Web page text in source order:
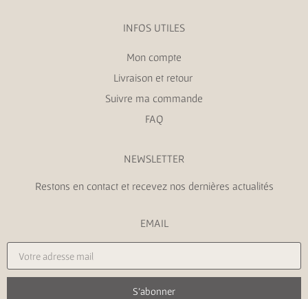
INFOS UTILES
Mon compte
Livraison et retour
Suivre ma commande
FAQ
NEWSLETTER
Restons en contact et recevez nos dernières actualités
EMAIL
S'abonner